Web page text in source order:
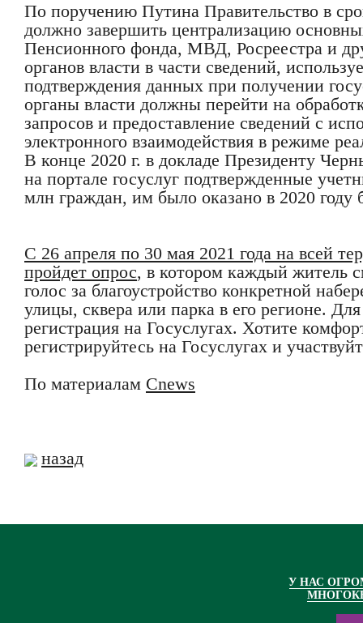
По поручению Путина Правительство в
должно завершить централизацию
Пенсионного фонда, МВД, Росреестра и
органов власти в части сведений,
подтверждения данных при получении
органы власти должны перейти на
запросов и предоставление сведений с
электронного взаимодействия в режиме
В конце 2020 г. в докладе Президенту
на портале госуслуг подтвержденные
млн граждан, им было оказано в 2020 году
С 26 апреля по 30 мая 2021 года на всей
пройдет опрос, в котором каждый житель
голос за благоустройство конкретной
улицы, сквера или парка в его регионе.
регистрация на Госуслугах. Хотите
регистрируйтесь на Госуслугах и
По материалам Cnews
назад
У НАС